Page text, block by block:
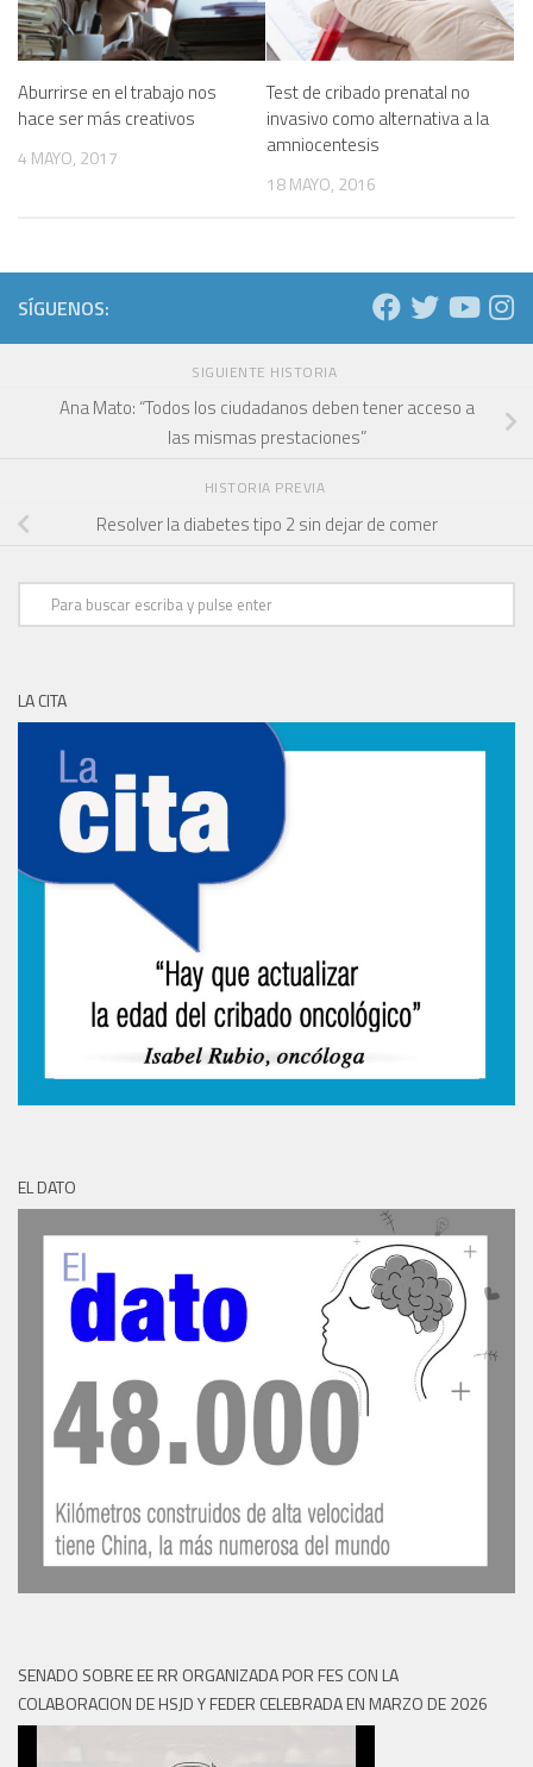
Aburrirse en el trabajo nos
hace ser más creativos
4 MAYO, 2017
Test de cribado prenatal no
invasivo como alternativa a la
amniocentesis
18 MAYO, 2016
SÍGUENOS:
SIGUIENTE HISTORIA
Ana Mato: “Todos los ciudadanos deben tener acceso a
las mismas prestaciones”
HISTORIA PREVIA
Resolver la diabetes tipo 2 sin dejar de comer
LA CITA
EL DATO
SENADO SOBRE EE RR ORGANIZADA POR FES CON LA
COLABORACION DE HSJD Y FEDER CELEBRADA EN MARZO DE 2026